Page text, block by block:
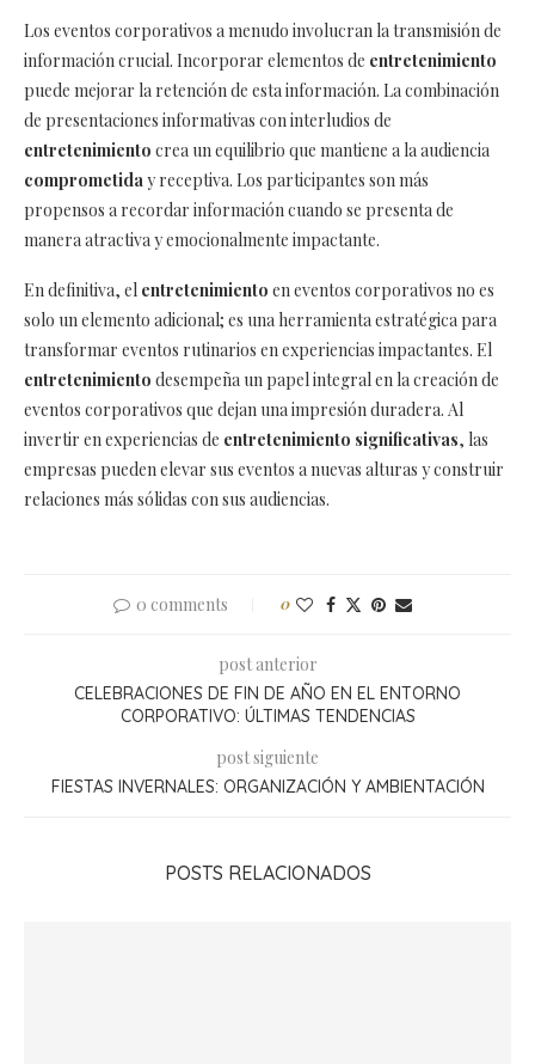
Los eventos corporativos a menudo involucran la transmisión de
información crucial. Incorporar elementos de entretenimiento
puede mejorar la retención de esta información. La combinación
de presentaciones informativas con interludios de
entretenimiento crea un equilibrio que mantiene a la audiencia
comprometiday receptiva. Los participantes son más
propensos a recordar información cuando se presenta de
manera atractiva y emocionalmente impactante.
En definitiva, el entretenimiento en eventos corporativos no es
solo un elemento adicional; es una herramienta estratégica para
transformar eventos rutinarios en experiencias impactantes. El
entretenimiento desempeña un papel integral en la creación de
eventos corporativos que dejan una impresión duradera. Al
invertir en experiencias de entretenimiento significativas, las
empresas pueden elevar sus eventos a nuevas alturas y construir
relaciones más sólidas con sus audiencias.
0 comments 0
post anterior
CELEBRACIONES DE FIN DE AÑO EN EL ENTORNO
CORPORATIVO: ÚLTIMAS TENDENCIAS
post siguiente
FIESTAS INVERNALES: ORGANIZACIÓN Y AMBIENTACIÓN
POSTS RELACIONADOS